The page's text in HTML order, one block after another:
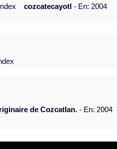
cozcatecayotl- En: 2004
de Cozcatlan. - En: 2004